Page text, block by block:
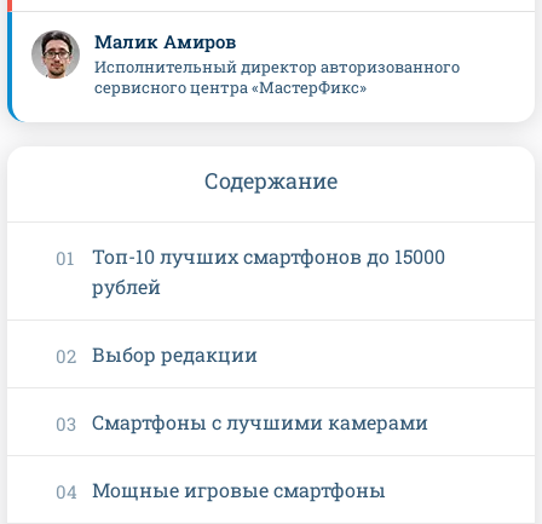
Малик Амиров
Исполнительный директор авторизованного
сервисного центра «МастерФикс»
Содержание
Топ-10 лучших смартфонов до 15000
рублей
Выбор редакции
Смартфоны с лучшими камерами
Мощные игровые смартфоны